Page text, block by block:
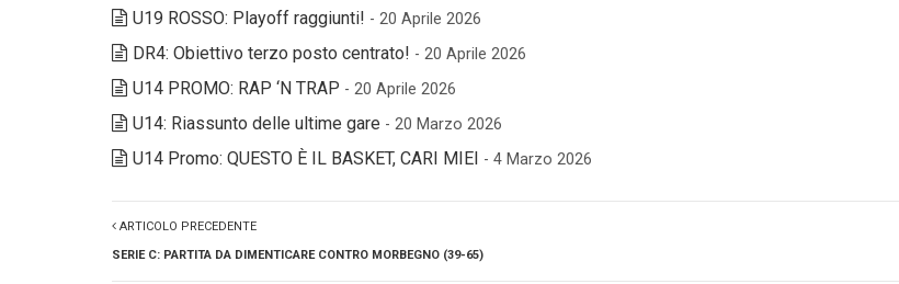
U19 ROSSO: Playoff raggiunti! - 20 Aprile 2026
DR4: Obiettivo terzo posto centrato! - 20 Aprile 2026
U14 PROMO: RAP ‘N TRAP - 20 Aprile 2026
U14: Riassunto delle ultime gare - 20 Marzo 2026
U14 Promo: QUESTO È IL BASKET, CARI MIEI - 4 Marzo 2026
ARTICOLO PRECEDENTE
SERIE C: PARTITA DA DIMENTICARE CONTRO MORBEGNO (39-65)